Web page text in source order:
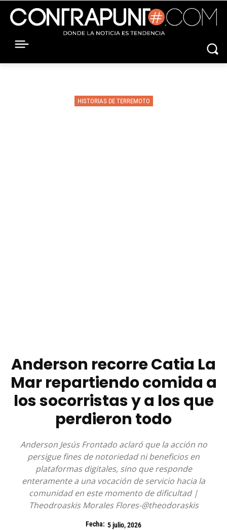
HISTORIAS DE TERREMOTO
Anderson recorre Catia La
Mar repartiendo comida a
los socorristas y a los que
perdieron todo
Anderson Jesús Frontado aclaró que la acción no
persigue fines de notoriedad ni beneficios en
plataformas digitales, sino que responde
enteramente a una vocación de servicio hacia la
comunidad en este momento de dificultad |
Theodroaskis Morales Flores-@theodoraskis
Fecha: 5 julio, 2026